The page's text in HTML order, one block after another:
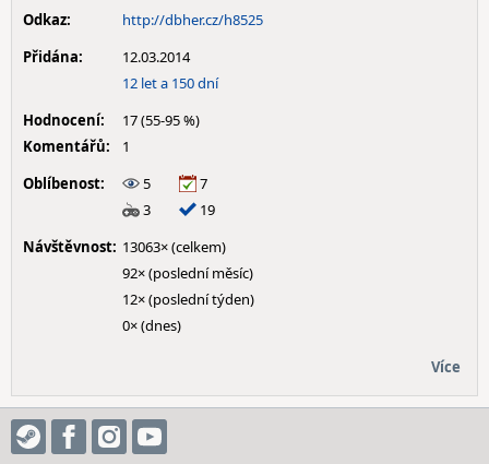
Odkaz:
http://dbher.cz/h8525
Přidána:
12.03.2014
12 let a 150 dní
Hodnocení:
17 (55-95 %)
Komentářů:
1
Oblíbenost:
5
7
3
19
Návštěvnost: 13063× (celkem)
92× (poslední měsíc)
12× (poslední týden)
0× (dnes)
Více